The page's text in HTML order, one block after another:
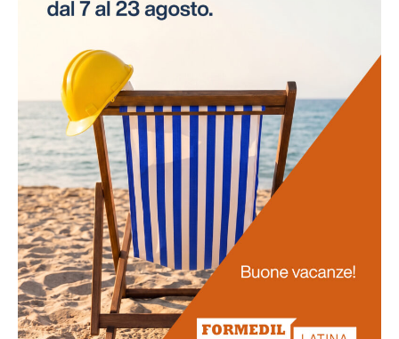
necessità di interruzioni per gli esami. Questo
approccio innovativo non solo risparmia tempo alle
Promozione
della salute
La salute dei lavoratori rappresenta il fulcro di questo
progetto. Favoriamo uno stile di vita salutare tra il
personale e sosteniamo attivamente la prevenzione
delle malattie professionali. Ci impegniamo
nell'obiettivo di potenziare la vostra salute e il vostro